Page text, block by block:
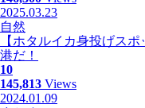
2025.03.23
自然
【ホタルイカ身投げス
港だ！
10
145,813 Views
2024.01.09